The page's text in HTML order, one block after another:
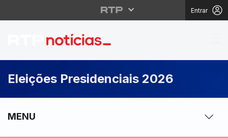
Entrar
Debate televisivo com
Eleições Presidenciais 2026
MENU